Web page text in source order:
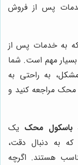
پس از فروش
به خدمات پس از
بسیار مهم است. شما
به راحتی به
مراجعه کنید و
باسکول محک یک
به دنبال دقت،
هستند. اگرچه